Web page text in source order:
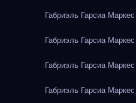
Габриэль Гарсиа
Габриэль Гарсиа
Габриэль Гарсиа
Габриэль Гарсиа